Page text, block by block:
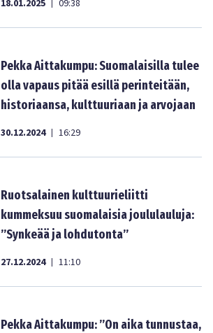
18.01.2025 09:38
Pekka Aittakumpu: Suomalaisilla tulee
olla vapaus pitää esillä perinteitään,
historiaansa, kulttuuriaan ja arvojaan
30.12.2024 | 16:29
Ruotsalainen kulttuurieliitti
kummeksuu suomalaisia joululauluja:
”Synkeää ja lohdutonta”
27.12.2024 | 11:10
Pekka Aittakumpu: ”On aika tunnustaa,